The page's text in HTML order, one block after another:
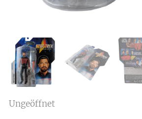
Ungeöffnet